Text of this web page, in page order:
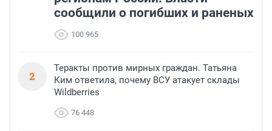
сообщили о погибших и раненых
100 965
2
Теракты против мирных граждан. Татьяна
Ким ответила, почему ВСУ атакует склады
Wildberries
76 448